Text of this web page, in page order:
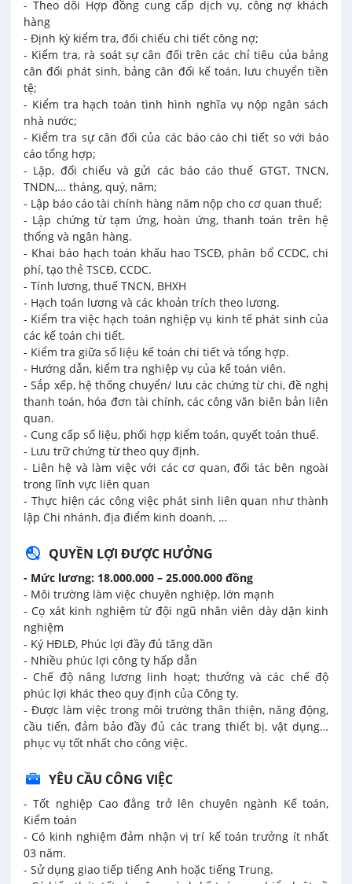
- Theo dõi Hợp đồng cung cấp dịch vụ, công nợ khách
hàng
- Định kỳ kiểm tra, đối chiếu chi tiết công nợ;
- Kiểm tra, rà soát sự cân đối trên các chỉ tiêu của bảng
cân đối phát sinh, bảng cân đối kế toán, lưu chuyển tiền
tệ;
- Kiểm tra hạch toán tình hình nghĩa vụ nộp ngân sách
nhà nước;
- Kiểm tra sự cân đối của các báo cáo chi tiết so với báo
cáo tổng hợp;
- Lập, đối chiếu và gửi các báo cáo thuế GTGT, TNCN,
TNDN,… tháng, quý, năm;
- Lập báo cáo tài chính hàng năm nộp cho cơ quan thuế;
- Lập chứng từ tạm ứng, hoàn ứng, thanh toán trên hệ
thống và ngân hàng.
- Khai báo hạch toán khấu hao TSCĐ, phân bổ CCDC, chi
phí, tạo thẻ TSCĐ, CCDC.
- Tính lương, thuế TNCN, BHXH
- Hạch toán lương và các khoản trích theo lương.
- Kiểm tra việc hạch toán nghiệp vụ kinh tế phát sinh của
các kế toán chi tiết.
- Kiểm tra giữa số liệu kế toán chi tiết và tổng hợp.
- Hướng dẫn, kiểm tra nghiệp vụ của kế toán viên.
- Sắp xếp, hệ thống chuyển/ lưu các chứng từ chi, đề nghị
thanh toán, hóa đơn tài chính, các công văn biên bản liên
quan.
- Cung cấp số liệu, phối hợp kiểm toán, quyết toán thuế.
- Lưu trữ chứng từ theo quy định.
- Liên hệ và làm việc với các cơ quan, đối tác bên ngoài
trong lĩnh vực liên quan
- Thực hiện các công việc phát sinh liên quan như thành
lập Chi nhánh, địa điểm kinh doanh, …
QUYỀN LỢI ĐƯỢC HƯỞNG
- Mức lương: 18.000.000 – 25.000.000 đồng
- Môi trường làm việc chuyên nghiệp, lớn mạnh
- Cọ xát kinh nghiệm từ đội ngũ nhân viên dày dặn kinh
nghiệm
- Ký HĐLĐ, Phúc lợi đầy đủ tăng dần
- Nhiều phúc lợi công ty hấp dẫn
- Chế độ nâng lương linh hoạt; thưởng và các chế độ
phúc lợi khác theo quy định của Công ty.
- Được làm việc trong môi trường thân thiện, năng động,
cầu tiến, đảm bảo đầy đủ các trang thiết bị, vật dụng…
phục vụ tốt nhất cho công việc.
YÊU CẦU CÔNG VIỆC
- Tốt nghiệp Cao đẳng trở lên chuyên ngành Kế toán,
Kiểm toán
- Có kinh nghiệm đảm nhận vị trí kế toán trưởng ít nhất
03 năm.
- Sử dụng giao tiếp tiếng Anh hoặc tiếng Trung.